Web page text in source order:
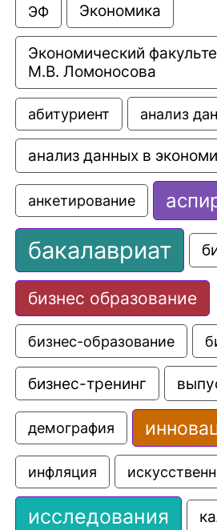
ЭФ Экономика
Экономический
М.В. Ломоносова
абитуриент анализ
анализ данных в
анкетирование
бакалавриат
бизнес образование
бизнес-образование
бизнес-тренинг
демография
инфляция
исследования